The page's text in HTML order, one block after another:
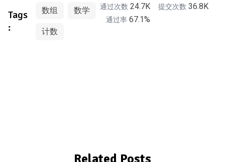
Tags
:
数组
数学
计数
通过次数24.7K 提交次数36.8K
通过率67.1%
Related Posts